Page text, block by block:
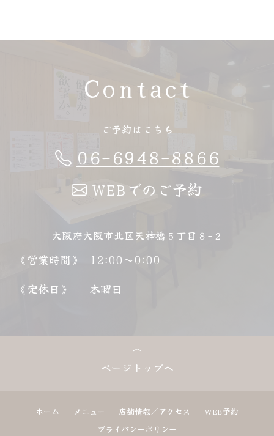
Contact
ご予約はこちら
06-6948-8866
WEBでのご予約
大阪府大阪市北区天神橋５丁目８−２
《営業時間》
12:00～0:00
《定休日》
木曜日
ページトップへ
ホーム メニュー 店舗情報／アクセス
WEB予約
プライバシーポリシー